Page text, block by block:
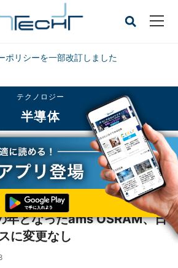
ポリシーを一部改訂しました
CLOSE
テクノロジー
半導体
半導体
ams OSRAM、日本重視のスタンスに変更なし
となったams OSRAM、日
に変更なし